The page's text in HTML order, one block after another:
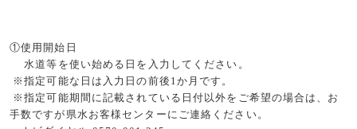
①使用開始日
水道等を使い始める日を入力してください。
※指定可能な日は入力日の前後 1か月です。
※指定可能期間に記載されている日付以外をご希望の場合は、お
手数ですが県水お客様センターにご連絡ください。